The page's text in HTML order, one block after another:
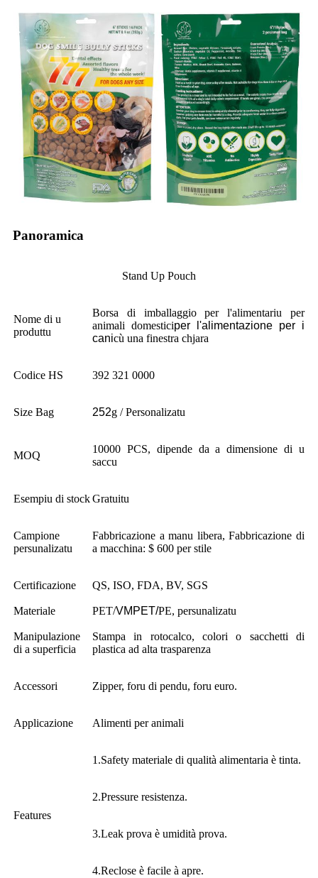
Panoramica
Stand Up Pouch
Nome di u
produttu
Borsa di imballaggio per l'alimentariu per
animali domesticiper l'alimentazione per i
canicù una finestra chjara
Codice HS 392 321 0000
Size Bag 252g / Personalizatu
MOQ
10000 PCS, dipende da a dimensione di u
saccu
Esempiu di stockGratuitu
Campione
persunalizatu
Fabbricazione a manu libera, Fabbricazione di
a macchina: $ 600 per stile
Certificazione QS, ISO, FDA, BV, SGS
Materiale PET/VMPET/PE, persunalizatu
Manipulazione
di a superficia
Stampa in rotocalco, colori o sacchetti di
plastica ad alta trasparenza
Accessori Zipper, foru di pendu, foru euro.
Applicazione Alimenti per animali
Features
1.Safety materiale di qualità alimentaria è tinta.
2.Pressure resistenza.
3.Leak prova è umidità prova.
4.Reclose è facile à apre.